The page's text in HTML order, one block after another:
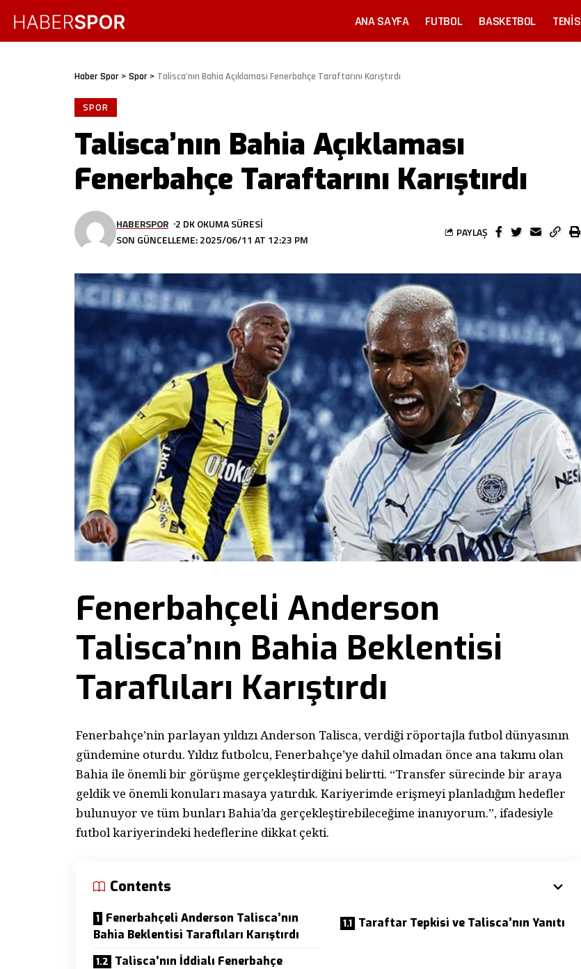
ANA SAYFA FUTBOL BASKETBOL TENIS
Haber Spor > Spor > Talisca’nın Bahia Açıklaması Fenerbahçe Taraftarını Karıştırdı
SPOR
Talisca’nın Bahia Açıklaması
Fenerbahçe Taraftarını Karıştırdı
SON GÜNCELLEME: 2025/06/11 AT 12:23 PM
HABERSPOR 2 DK OKUMA SÜRESI
PAYLAŞ
Fenerbahçeli Anderson
Talisca’nın Bahia Beklentisi
Taraflıları Karıştırdı
Fenerbahçe’nin parlayan yıldızı Anderson Talisca, verdiği röportajla futbol dünyasının
gündemine oturdu. Yıldız futbolcu, Fenerbahçe’ye dahil olmadan önce ana takımı olan
Bahia ile önemli bir görüşme gerçekleştirdiğini belirtti. “Transfer sürecinde bir araya
geldik ve önemli konuları masaya yatırdık. Kariyerimde erişmeyi planladığım hedefler
bulunuyor ve tüm bunları Bahia’da gerçekleştirebileceğime inanıyorum.”, ifadesiyle
futbol kariyerindeki hedeflerine dikkat çekti.
Contents
Fenerbahçeli Anderson Talisca’nın
Bahia Beklentisi Taraflıları Karıştırdı
Taraftar Tepkisi ve Talisca’nın Yanıtı
Talisca’nın İddialı Fenerbahçe